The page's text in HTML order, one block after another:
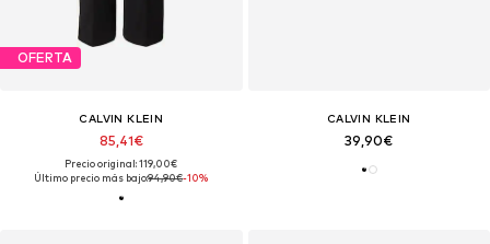
OFERTA
CALVIN KLEIN
85,41€
Precio original: 119,00€
Último precio más bajo:94,90€-10%
CALVIN KLEIN
39,90€